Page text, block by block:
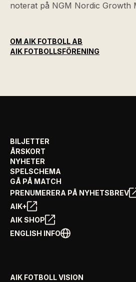
noterat på NGM Nordic Growth
OM AIK FOTBOLL AB
AIK FOTBOLLSFÖRENING
BILJETTER
ÅRSKORT
NYHETER
SPELSCHEMA
GÅ PÅ MATCH
PRENUMERERA PÅ NYHETSBREV
AIK+
AIK SHOP
ENGLISH INFO
AIK FOTBOLL VISION